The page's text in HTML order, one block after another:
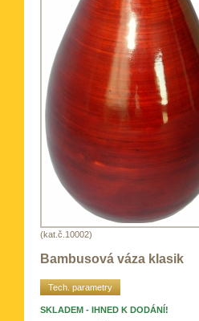
(kat.č.10002)
Bambusová váza klasik
Tech. parametry
SKLADEM - IHNED K DODÁNÍ!